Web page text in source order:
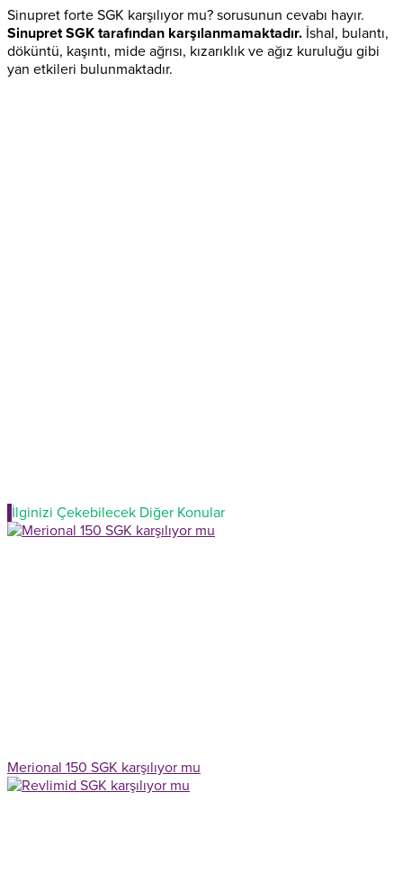
Sinupret forte SGK karşılıyor mu? sorusunun cevabı hayır.
Sinupret SGK tarafından karşılanmamaktadır. İshal, bulantı,
döküntü, kaşıntı, mide ağrısı, kızarıklık ve ağız kuruluğu gibi
yan etkileri bulunmaktadır.
İlginizi Çekebilecek Diğer Konular
Merional 150 SGK karşılıyor mu